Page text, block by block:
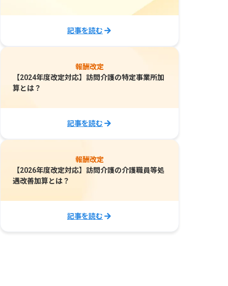
記事を読む
報酬改定
【2024年度改定対応】訪問介護の特定事業所加
算とは？
記事を読む
報酬改定
【2026年度改定対応】訪問介護の介護職員等処
遇改善加算とは？
記事を読む